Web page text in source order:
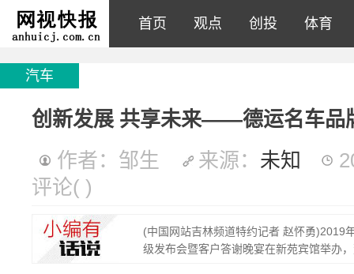
首页 观点 创投 体育
汽车
创新发展 共享未来——德运名车品
作者：邹生
来源： 未知
评论( )
(中国网站吉林频道特约记者 赵怀勇)2019
级发布会暨客户答谢晚宴在新苑宾馆举办